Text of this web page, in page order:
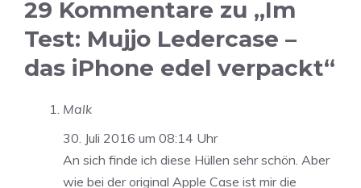
29 Kommentare zu „Im
Test: Mujjo Ledercase –
das iPhone edel verpackt“
Malk
30. Juli 2016 um 08:14 Uhr
An sich finde ich diese Hüllen sehr schön. Aber
wie bei der original Apple Case ist mir die